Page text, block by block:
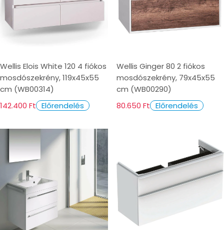
Wellis Elois White 120 4 fiókos
mosdószekrény, 119x45x55
cm (WB00314)
142.400 Ft Előrendelés
Wellis Ginger 80 2 fiókos
mosdószekrény, 79x45x55
cm (WB00290)
80.650 Ft Előrendelés